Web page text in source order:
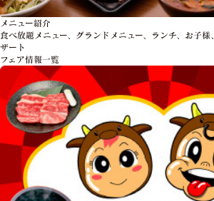
メニュー紹介
食べ放題メニュー、グランドメニュー、ランチ、お子
ザート
フェア情報一覧